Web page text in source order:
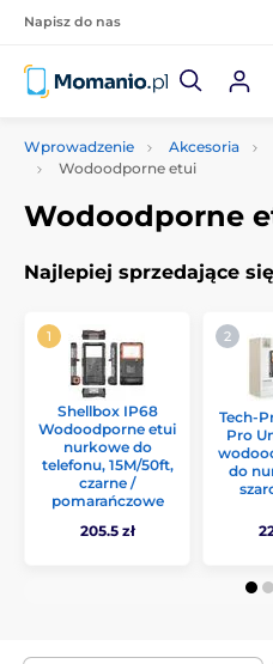
Napisz do nas
Wprowadzenie Akcesoria
Wodoodporne etui
Wodoodporne
Najlepiej sprzedające
Shellbox IP68
Wodoodporne etui
nurkowe do
telefonu, 15M/50ft,
czarne /
pomarańczowe
205.5 zł
Tech-
Pro
do